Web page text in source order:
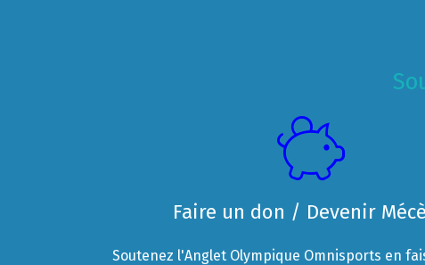
Faire un don / Devenir
Soutenez l'Anglet Olympique Omnisports en